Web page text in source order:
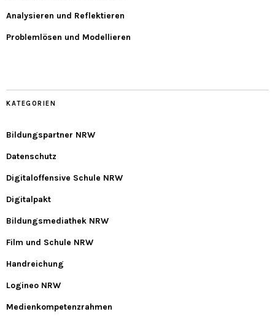
Analysieren und Reflektieren
Problemlösen und Modellieren
KATEGORIEN
Bildungspartner NRW
Datenschutz
Digitaloffensive Schule NRW
Digitalpakt
Bildungsmediathek NRW
Film und Schule NRW
Handreichung
Logineo NRW
Medienkompetenzrahmen